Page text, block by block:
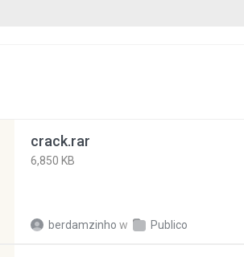
crack.rar
6,850 KB
berdamzinho w Publico